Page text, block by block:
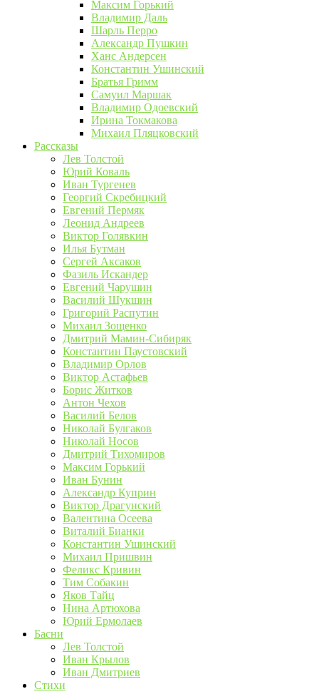
Максим Горький
Владимир Даль
Шарль Перро
Александр Пушкин
Ханс Андерсен
Константин Ушинский
Братья Гримм
Самуил Маршак
Владимир Одоевский
Ирина Токмакова
Михаил Пляцковский
Рассказы
Лев Толстой
Юрий Коваль
Иван Тургенев
Георгий Скребицкий
Евгений Пермяк
Леонид Андреев
Виктор Голявкин
Илья Бутман
Сергей Аксаков
Фазиль Искандер
Евгений Чарушин
Василий Шукшин
Григорий Распутин
Михаил Зощенко
Дмитрий Мамин-Сибиряк
Константин Паустовский
Владимир Орлов
Виктор Астафьев
Борис Житков
Антон Чехов
Василий Белов
Николай Булгаков
Николай Носов
Дмитрий Тихомиров
Максим Горький
Иван Бунин
Александр Куприн
Виктор Драгунский
Валентина Осеева
Виталий Бианки
Константин Ушинский
Михаил Пришвин
Феликс Кривин
Тим Собакин
Яков Тайц
Нина Артюхова
Юрий Ермолаев
Басни
Лев Толстой
Иван Крылов
Иван Дмитриев
Стихи